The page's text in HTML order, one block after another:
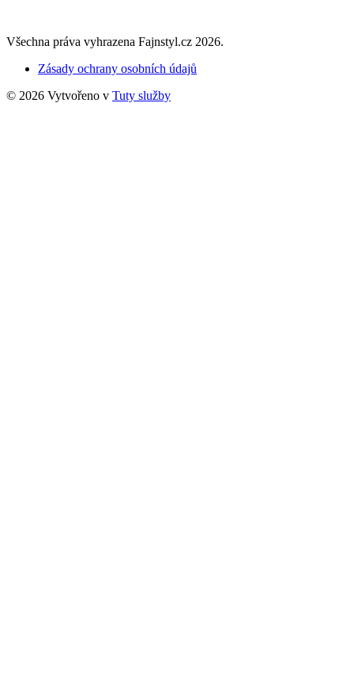
Všechna práva vyhrazena Fajnstyl.cz 2026.
Zásady ochrany osobních údajů
© 2026 Vytvořeno v Tuty služby